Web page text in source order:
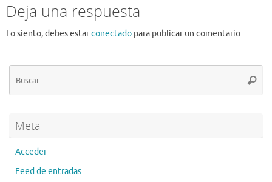
Deja una respuesta
Lo siento, debes estarconectado para publicar un comentario.
Meta
Acceder
Feed de entradas